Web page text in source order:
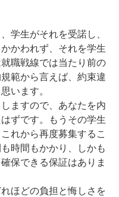
学生がそれを受諾し、
かわれず、それを学生
職戦線では当たり前の
範から言えば、約束違
います。
ますので、あなたを内
ずです。もうその学生
れから再度募集するこ
時間もかかり、しかも
保できる保証はありま
ほどの負担と悔しさを